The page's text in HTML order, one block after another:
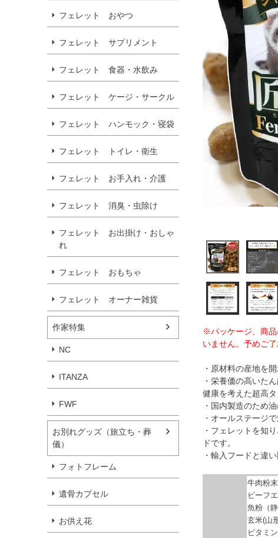
フェレット おやつ
フェレット サプリメント
フェレット 食器・水飲み
フェレット ケージ・サークル
フェレット ハンモック・寝袋
フェレット トイレ・衛生
フェレット お手入れ・介護
フェレット 消臭・虫除け
フェレット お出掛け・おしゃ
れ
フェレット おもちゃ
フェレット オーナー雑貨
作家特集
NC
ITANZA
FWF
お別れグッズ（旅立ち・葬
儀）
フォトフレーム
遺骨カプセル
お供え花
※パッケージ、商品
いません。予めご了
・原材料の産地を
・栄養価の高いた
健康を考えた超高タ
・国内製造のため
・オールステージ
・フェレットを知
ドです。
・輸入フードと違
牛肉粉末
ビーフ
魚粉（
玄米(山
ビタミ